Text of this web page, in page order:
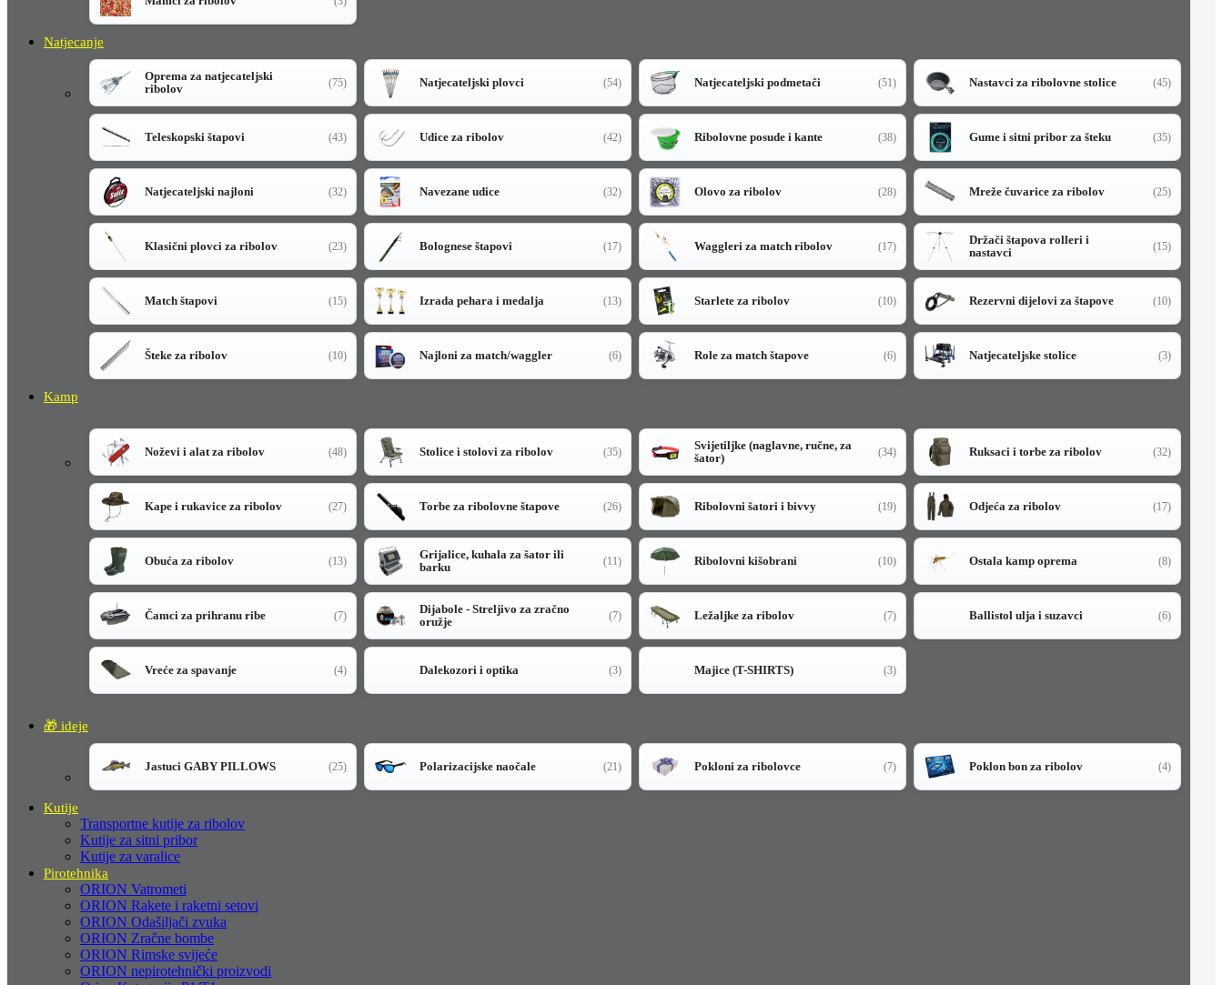
Natjecanje
Oprema za natjecateljski
ribolov
(75) Natjecateljski plovci (54) Natjecateljski podmetači (51) Nastavci za ribolovne stolice (45)
Teleskopski štapovi (43) Udice za ribolov (42) Ribolovne posude i kante (38) Gume i sitni pribor za šteku (35)
Natjecateljski najloni (32) Navezane udice (32) Olovo za ribolov (28) Mreže čuvarice za ribolov (25)
Klasični plovci za ribolov (23) Bolognese štapovi (17) Waggleri za match ribolov (17)
Držači štapova rolleri i
nastavci
(15)
Match štapovi (15) Izrada pehara i medalja (13) Starlete za ribolov (10) Rezervni dijelovi za štapove (10)
Šteke za ribolov (10) Najloni za match/waggler (6) Role za match štapove (6) Natjecateljske stolice (3)
Kamp
Noževi i alat za ribolov (48) Stolice i stolovi za ribolov (35)
Svijetiljke (naglavne, ručne, za
šator)
(34) Ruksaci i torbe za ribolov (32)
Kape i rukavice za ribolov (27) Torbe za ribolovne štapove (26) Ribolovni šatori i bivvy (19) Odjeća za ribolov (17)
Obuća za ribolov (13)
Grijalice, kuhala za šator ili
barku
(11) Ribolovni kišobrani (10) Ostala kamp oprema (8)
Čamci za prihranu ribe (7)
Dijabole - Streljivo za zračno
oružje
(7) Ležaljke za ribolov (7) Ballistol ulja i suzavci (6)
Vreće za spavanje (4) Dalekozori i optika (3) Majice (T-SHIRTS) (3)
🎁 ideje
Jastuci GABY PILLOWS (25) Polarizacijske naočale (21) Pokloni za ribolovce (7) Poklon bon za ribolov (4)
Kutije
Transportne kutije za ribolov
Kutije za sitni pribor
Kutije za varalice
Pirotehnika
ORION Vatrometi
ORION Rakete i raketni setovi
ORION Odašiljači zvuka
ORION Zračne bombe
ORION Rimske svijeće
ORION nepirotehnički proizvodi